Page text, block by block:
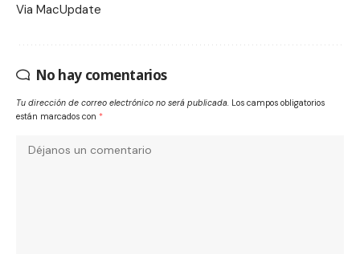
Via MacUpdate
No hay comentarios
Tu dirección de correo electrónico no será publicada. Los campos obligatorios
están marcados con *